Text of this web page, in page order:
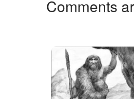
Comments